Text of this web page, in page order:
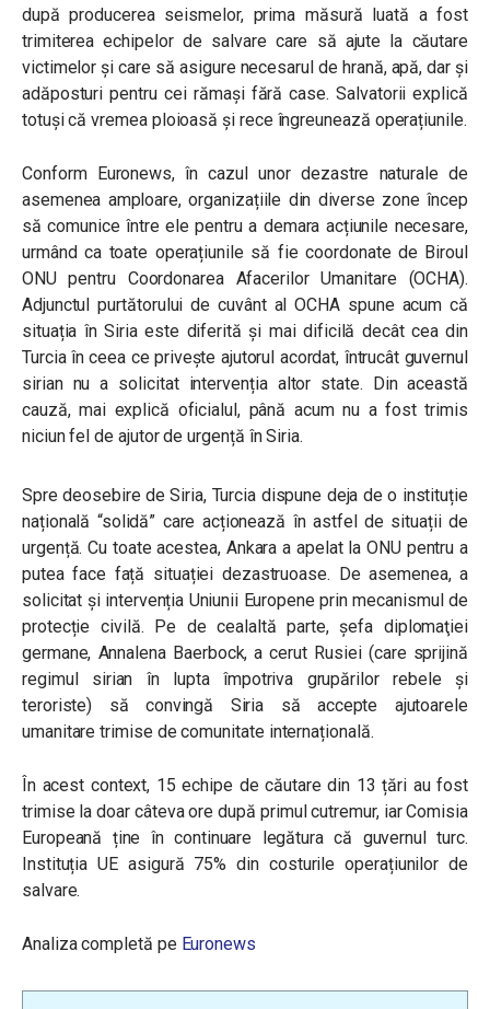
după producerea seismelor, prima măsură luată a fost
trimiterea echipelor de salvare care să ajute la căutare
victimelor și care să asigure necesarul de hrană, apă, dar și
adăposturi pentru cei rămași fără case. Salvatorii explică
totuși că vremea ploioasă și rece îngreunează operațiunile.
Conform Euronews, în cazul unor dezastre naturale de
asemenea amploare, organizațiile din diverse zone încep
să comunice între ele pentru a demara acțiunile necesare,
urmând ca toate operațiunile să fie coordonate de Biroul
ONU pentru Coordonarea Afacerilor Umanitare (OCHA).
Adjunctul purtătorului de cuvânt al OCHA spune acum că
situația în Siria este diferită și mai dificilă decât cea din
Turcia în ceea ce privește ajutorul acordat, întrucât guvernul
sirian nu a solicitat intervenția altor state. Din această
cauză, mai explică oficialul, până acum nu a fost trimis
niciun fel de ajutor de urgență în Siria.
Spre deosebire de Siria, Turcia dispune deja de o instituție
națională “solidă” care acționează în astfel de situații de
urgență. Cu toate acestea, Ankara a apelat la ONU pentru a
putea face față situației dezastruoase. De asemenea, a
solicitat și intervenția Uniunii Europene prin mecanismul de
protecție civilă. Pe de cealaltă parte, șefa diplomaţiei
germane, Annalena Baerbock, a cerut Rusiei (care sprijină
regimul sirian în lupta împotriva grupărilor rebele și
teroriste) să convingă Siria să accepte ajutoarele
umanitare trimise de comunitate internațională.
În acest context, 15 echipe de căutare din 13 țări au fost
trimise la doar câteva ore după primul cutremur, iar Comisia
Europeană ține în continuare legătura că guvernul turc.
Instituția UE asigură 75% din costurile operațiunilor de
salvare.
Analiza completă pe Euronews